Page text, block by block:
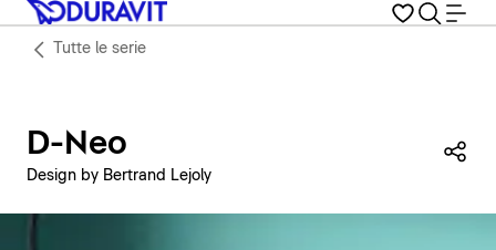
Tutte le serie
D-Neo
Design by Bertrand Lejoly